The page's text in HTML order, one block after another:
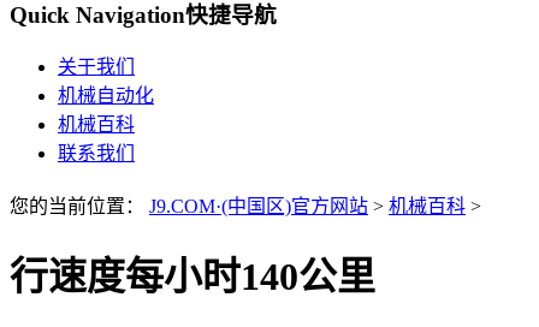
Quick Navigation快捷导航
关于我们
机械自动化
机械百科
联系我们
您的当前位置： J9.COM·(中国区)官方网站 > 机械百科 >
行速度每小时140公里